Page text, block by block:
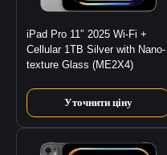
iPad Pro 11″ 2025 Wi-Fi +
Cellular 1TB Silver with Nano-
texture Glass (ME2X4)
Уточнити ціну